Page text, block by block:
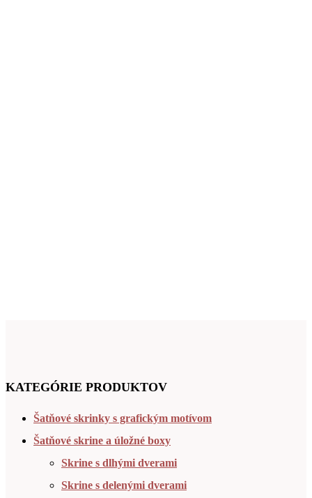
KATEGÓRIE PRODUKTOV
Šatňové skrinky s grafickým motívom
Šatňové skrine a úložné boxy
Skrine s dlhými dverami
Skrine s delenými dverami